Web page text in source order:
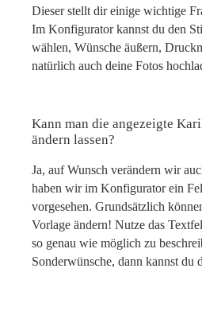
Dieser stellt dir einige wichtige
Im Konfigurator kannst du den
wählen, Wünsche äußern,
natürlich auch deine Fotos
Kann man die angezeigte
ändern lassen?
Ja, auf Wunsch verändern wir
haben wir im Konfigurator ein
vorgesehen. Grundsätzlich
Vorlage ändern! Nutze das
so genau wie möglich zu
Sonderwünsche, dann kannst du